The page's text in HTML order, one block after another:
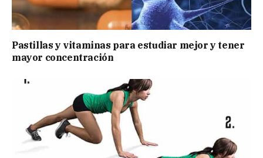
Pastillas y vitaminas para estudiar mejor y tener
mayor concentración